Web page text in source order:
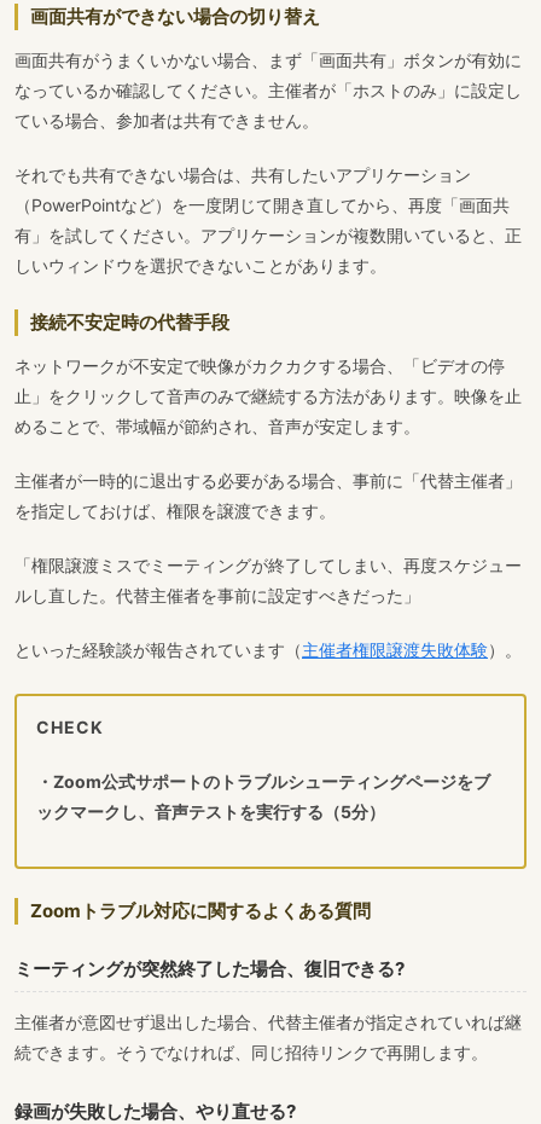
画面共有ができない場合の切り替え
画面共有がうまくいかない場合、まず「画面共有」ボタンが有効に
なっているか確認してください。主催者が「ホストのみ」に設定し
ている場合、参加者は共有できません。
それでも共有できない場合は、共有したいアプリケーション
（PowerPointなど）を一度閉じて開き直してから、再度「画面共
有」を試してください。アプリケーションが複数開いていると、正
しいウィンドウを選択できないことがあります。
接続不安定時の代替手段
ネットワークが不安定で映像がカクカクする場合、「ビデオの停
止」をクリックして音声のみで継続する方法があります。映像を止
めることで、帯域幅が節約され、音声が安定します。
主催者が一時的に退出する必要がある場合、事前に「代替主催者」
を指定しておけば、権限を譲渡できます。
「権限譲渡ミスでミーティングが終了してしまい、再度スケジュー
ルし直した。代替主催者を事前に設定すべきだった」
といった経験談が報告されています（主催者権限譲渡失敗体験）。
CHECK
・Zoom公式サポートのトラブルシューティングページをブ
ックマークし、音声テストを実行する（5分）
Zoomトラブル対応に関するよくある質問
ミーティングが突然終了した場合、復旧できる?
主催者が意図せず退出した場合、代替主催者が指定されていれば継
続できます。そうでなければ、同じ招待リンクで再開します。
録画が失敗した場合、やり直せる?